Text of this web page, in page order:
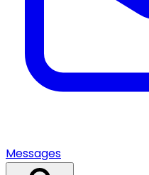
Messages